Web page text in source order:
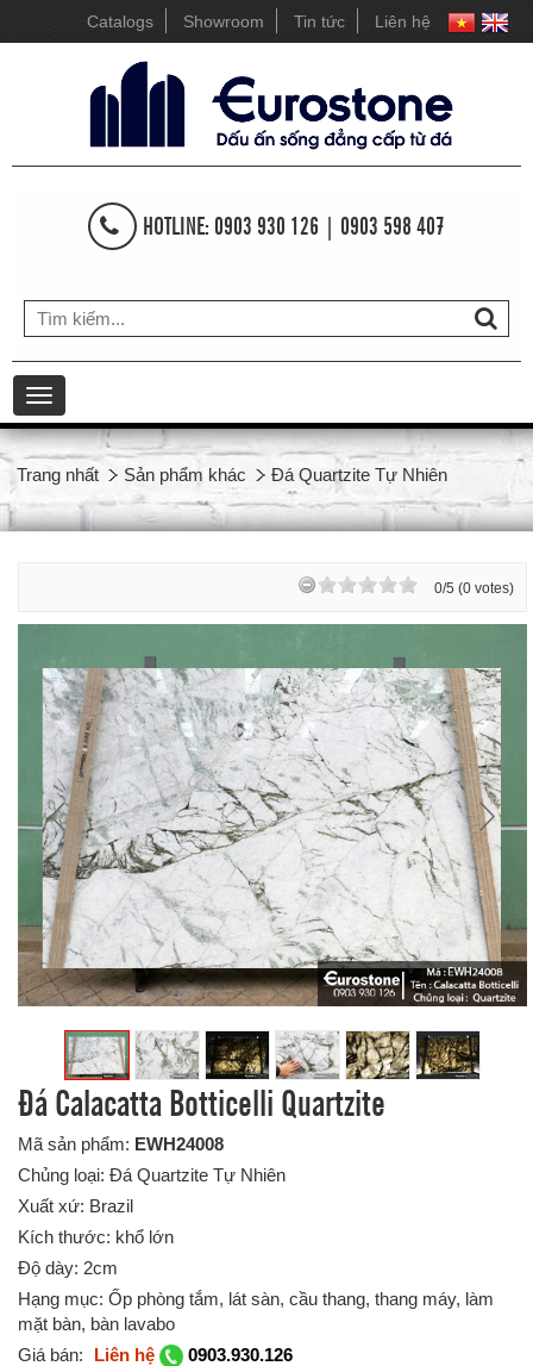
Catalogs Showroom Tin tức Liên hệ
HOTLINE: 0903 930 126 | 0903 598 407
Toggle
navigation
Trang nhất Sản phẩm khác Đá Quartzite Tự Nhiên
0/5 (0 votes)
Đá Calacatta Botticelli Quartzite
Mã sản phẩm: EWH24008
Chủng loại: Đá Quartzite Tự Nhiên
Xuất xứ: Brazil
Kích thước: khổ lớn
Độ dày: 2cm
Hạng mục: Ốp phòng tắm, lát sàn, cầu thang, thang máy, làm
mặt bàn, bàn lavabo
Giá bán:
Liên hệ 0903.930.126